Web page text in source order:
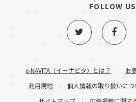
e-NAVITA（イーナビタ）とは？ お
利用規約
個人情報の取り扱いにつ
FOLLOW